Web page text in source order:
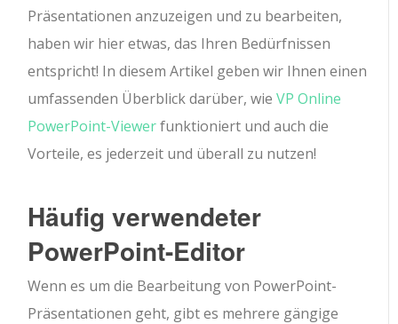
Präsentationen anzuzeigen und zu bearbeiten,
haben wir hier etwas, das Ihren Bedürfnissen
entspricht! In diesem Artikel geben wir Ihnen einen
umfassenden Überblick darüber, wieVP Online
PowerPoint-Viewerfunktioniert und auch die
Vorteile, es jederzeit und überall zu nutzen!
Häufig verwendeter
PowerPoint-Editor
Wenn es um die Bearbeitung von PowerPoint-
Präsentationen geht, gibt es mehrere gängige